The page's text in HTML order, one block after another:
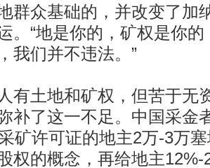
群众基础的，并改变了加
。“地是你的，矿权是你
我们并不违法。”
土地和矿权，但苦于无
补了这一不足。中国采金
矿许可证的地主2万-3万塞
权的概念，再给地主12%-